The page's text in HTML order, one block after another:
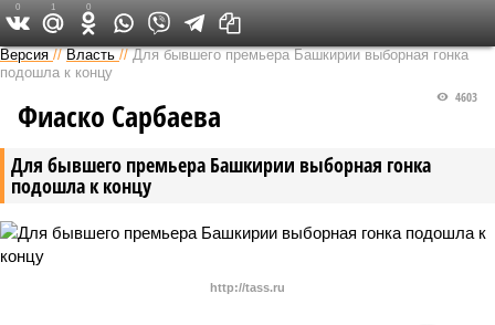
Версия в Башкирии
Версия //Власть //Для бывшего премьера Башкирии выборная гонка
подошла к концу
Для бывшего премьера Башкирии выборная гонка
подошла к концу
4603
Фиаско Сарбаева
http://tass.ru
0 1 0